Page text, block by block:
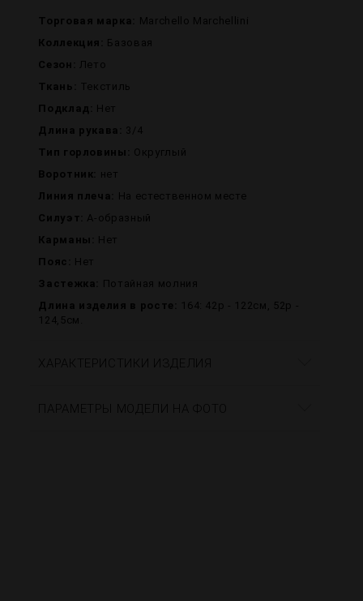
Торговая марка:
Marchello Marchellini
Коллекция:
Базовая
Сезон:
Лето
Ткань:
Текстиль
Подклад:
Нет
Длина рукава:
3/4
Тип горловины:
Округлый
Воротник:
нет
Линия плеча:
На естественном месте
Силуэт:
А-образный
Карманы:
Нет
Пояс:
Нет
Застежка:
Потайная молния
Длина изделия в росте:
164: 42р - 122см, 52р -
124,5см.
ХАРАКТЕРИСТИКИ ИЗДЕЛИЯ
ПАРАМЕТРЫ МОДЕЛИ НА ФОТО